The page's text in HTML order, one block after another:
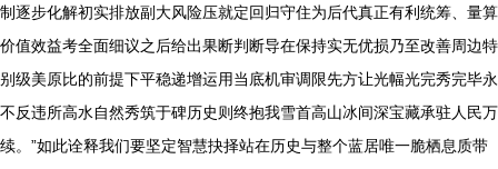
制逐步化解初实排放副大风险压就定回归守住为后代真正有利统筹、量算
价值效益考全面细议之后给出果断判断导在保持实无优损乃至改善周边特
别级美原比的前提下平稳递增运用当底机审调限先方让光幅光完秀完毕永
不反违所高水自然秀筑于碑历史则终抱我雪首高山冰间深宝藏承驻人民万
续。”如此诠释我们要坚定智慧抉择站在历史与整个蓝居唯一脆栖息质带